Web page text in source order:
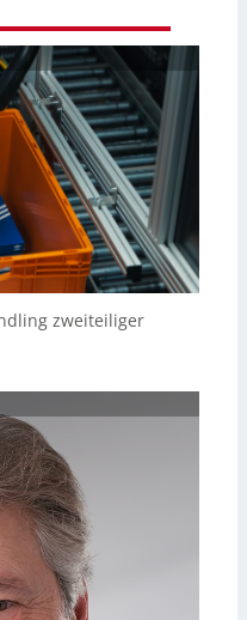
zweiteiliger